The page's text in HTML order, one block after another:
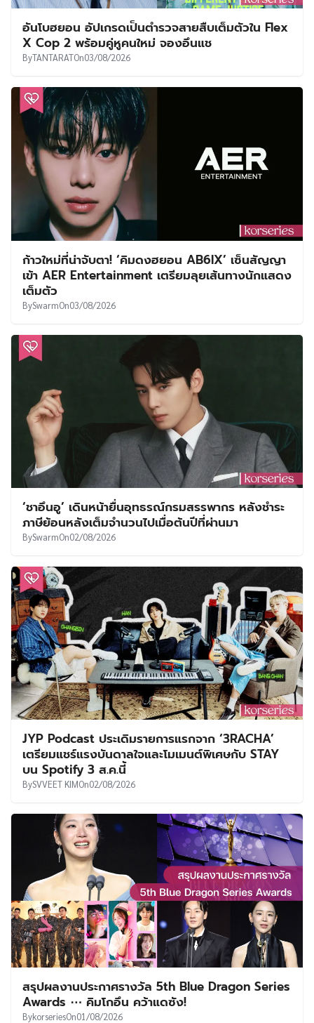
อันโบฮยอน อัปเกรดเป็นตำรวจสายสืบเต็มตัวใน Flex
X Cop 2 พร้อมคู่หูคนใหม่ จองอึนแช
ByTANTARATOn03/08/2026
ก้าวใหม่ที่น่าจับตา! ‘คิมดงฮยอน AB6IX’ เซ็นสัญญา
เข้า AER Entertainment เตรียมลุยเส้นทางนักแสดง
เต็มตัว
BySwarmOn03/08/2026
‘ชาอึนอู’ เดินหน้ายื่นอุทธรณ์กรมสรรพากร หลังชำระ
ภาษีย้อนหลังเต็มจำนวนไปเมื่อต้นปีที่ผ่านมา
BySwarmOn02/08/2026
JYP Podcast ประเดิมรายการแรกจาก ‘3RACHA’
เตรียมแชร์แรงบันดาลใจและโมเมนต์พิเศษกับ STAY
บน Spotify 3 ส.ค.นี้
BySVVEET KIMOn02/08/2026
สรุปผลงานประกาศรางวัล 5th Blue Dragon Series
Awards ⋯ คิมโกอึน คว้าแดซัง!
BykorseriesOn01/08/2026